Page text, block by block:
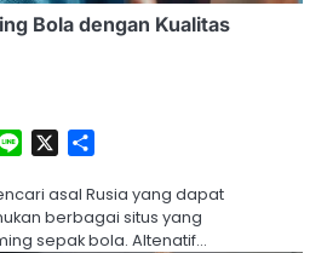
Bola dengan Kualitas
Line
asal Rusia yang dapat
berbagai situs yang
sepak bola. Altenatif…